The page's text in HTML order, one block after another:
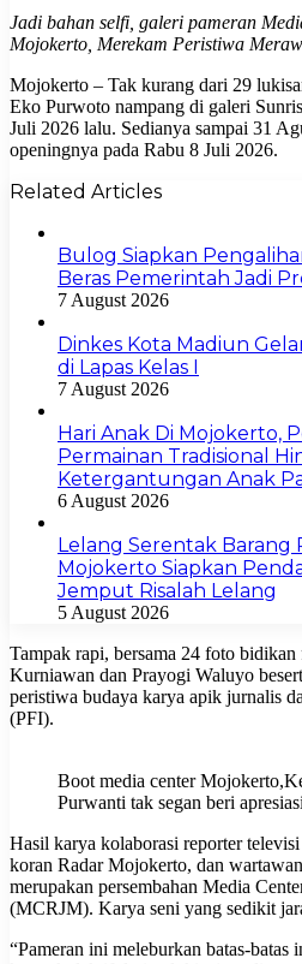
Jadi bahan selfi, galeri pameran
Mojokerto, Merekam Peristiwa
Mojokerto – Tak kurang dari 29
Eko Purwoto nampang di galeri
Juli 2026 lalu. Sedianya sampai 31
openingnya pada Rabu 8 Juli 2026.
Related Articles
Bulog Siapkan
Beras Pemerintah Jadi
7 August 2026
Dinkes Kota Madiun
di Lapas Kelas I
7 August 2026
Hari Anak Di Mojokerto,
Permainan Tradisional
Ketergantungan Anak
6 August 2026
Lelang Serentak Barang
Mojokerto Siapkan
Jemput Risalah Lelang
5 August 2026
Tampak rapi, bersama 24 foto
Kurniawan dan Prayogi Waluyo
peristiwa budaya karya apik jurnalis
(PFI).
Boot media center
Purwanti tak segan beri
Hasil karya kolaborasi reporter
koran Radar Mojokerto, dan
merupakan persembahan Media
(MCRJM). Karya seni yang sedikit
“Pameran ini meleburkan batas-batas